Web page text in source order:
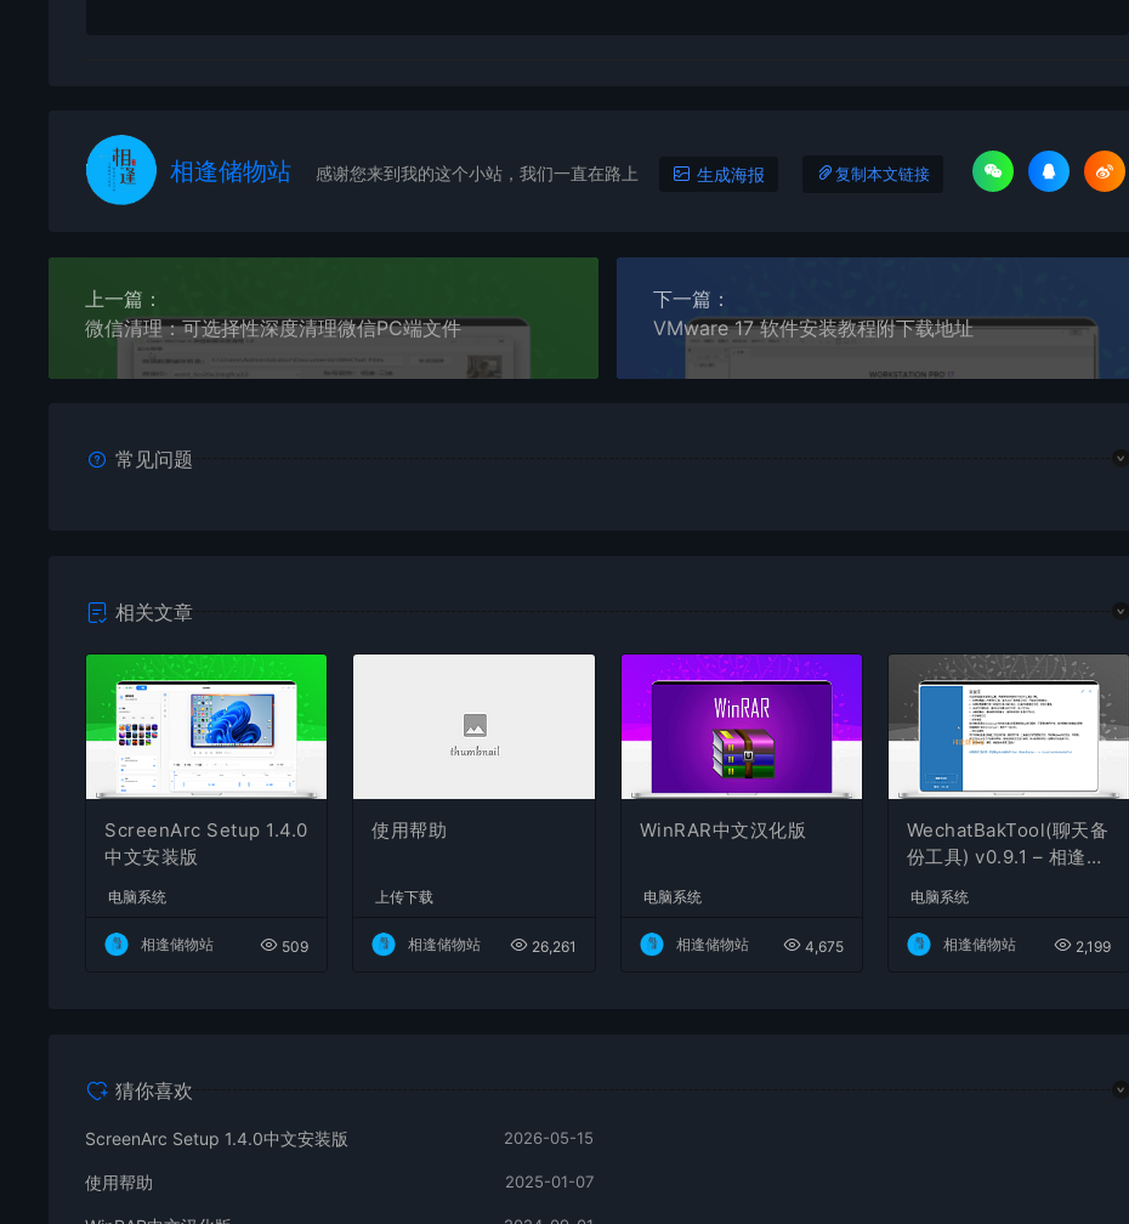
相逢储物站 感谢您来到我的这个小站，我们一直在路上 生成海报 复制本文链接
上一篇：
微信清理：可选择性深度清理微信PC端文件
下一篇：
VMware 17 软件安装教程附下载地址
常见问题
相关文章
ScreenArc Setup 1.4.0
中文安装版
电脑系统
相逢储物站 509
使用帮助
上传下载
相逢储物站 26,261
WinRAR中文汉化版
电脑系统
相逢储物站 4,675
WechatBakTool(聊天备
份工具) v0.9.1 – 相逢储
电脑系统
相逢储物站 2,199
猜你喜欢
ScreenArc Setup 1.4.0中文安装版 2026-05-15
使用帮助 2025-01-07